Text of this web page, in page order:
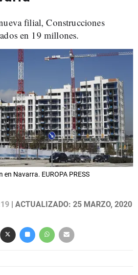
filial, Construcciones
en 19 millones.
Navarra. EUROPA PRESS
| ACTUALIZADO: 25 MARZO, 2020